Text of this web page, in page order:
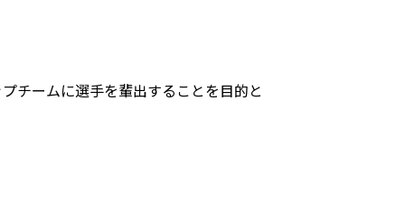
チームに選手を輩出することを目的と